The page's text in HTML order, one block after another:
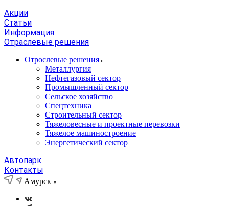
Акции
Статьи
Информация
Отраслевые решения
Отрослевые решения
Металлургия
Нефтегазовый сектор
Промышленный сектор
Сельское хозяйство
Спецтехника
Строительный сектор
Тяжеловесные и проектные перевозки
Тяжелое машиностроение
Энергетический сектор
Автопарк
Контакты
Амурск